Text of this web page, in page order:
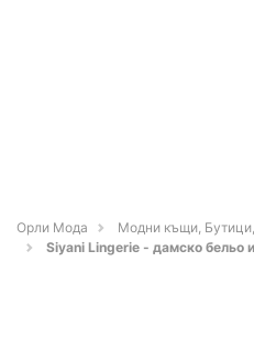
Орли Мода
Модни къщи,
Siyani Lingerie - дамско бельо